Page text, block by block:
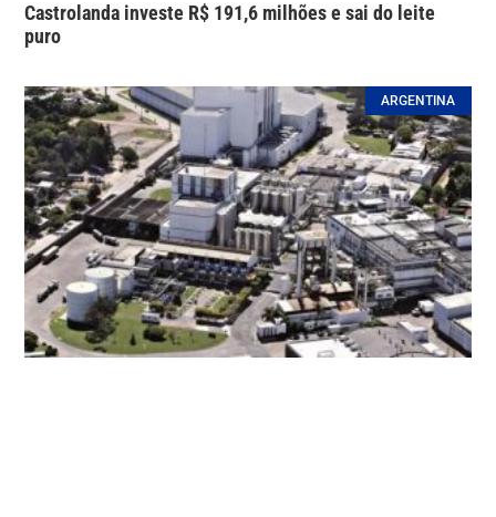
Castrolanda investe R$ 191,6 milhões e sai do leite
puro
ARGENTINA